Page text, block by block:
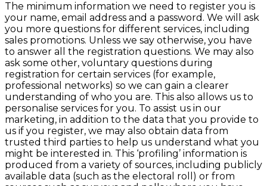
The minimum information we need to register you is
your name, email address and a password. We will ask
you more questions for different services, including
sales promotions. Unless we say otherwise, you have
to answer all the registration questions. We may also
ask some other, voluntary questions during
registration for certain services (for example,
professional networks) so we can gain a clearer
understanding of who you are. This also allows us to
personalise services for you. To assist us in our
marketing, in addition to the data that you provide to
us if you register, we may also obtain data from
trusted third parties to help us understand what you
might be interested in. This ‘profiling’ information is
produced from a variety of sources, including publicly
available data (such as the electoral roll) or from